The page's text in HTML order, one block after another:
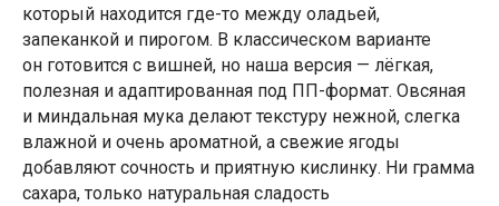
который находится где-то между оладьей,
запеканкой и пирогом. В классическом варианте
он готовится с вишней, но наша версия — лёгкая,
полезная и адаптированная под ПП-формат. Овсяная
и миндальная мука делают текстуру нежной, слегка
влажной и очень ароматной, а свежие ягоды
добавляют сочность и приятную кислинку. Ни грамма
сахара, только натуральная сладость